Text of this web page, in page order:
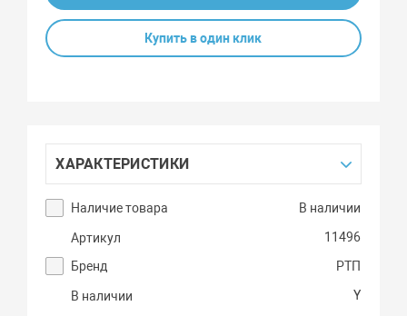
Купить в один клик
ХАРАКТЕРИСТИКИ
Наличие товара В наличии
Артикул
11496
Бренд
РТП
В наличии Y